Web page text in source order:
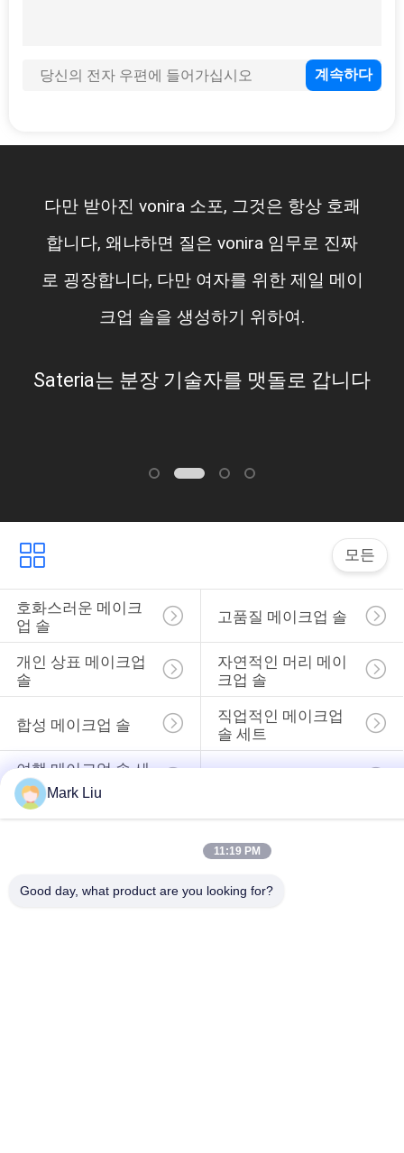
은 항상 호쾌
임무로 진짜
한 제일 메이
돌로 갑니다
나는 당신의 메이크업 솔로
는 또한 당신의 서비스로
답다는 것을 Practical.I AM
각합니다. 그것은 아주
Viktoria
모든
호화스러운 메이크
업 솔
고품질 메이크업 솔
개인 상표 메이크업
솔
자연적인 머리 메이
크업 솔
합성 메이크업 솔
직업적인 메이크업
솔 세트
여행 메이크업 솔 세
트
Mark Liu
11:19 PM
Good day, what product are you looking for?